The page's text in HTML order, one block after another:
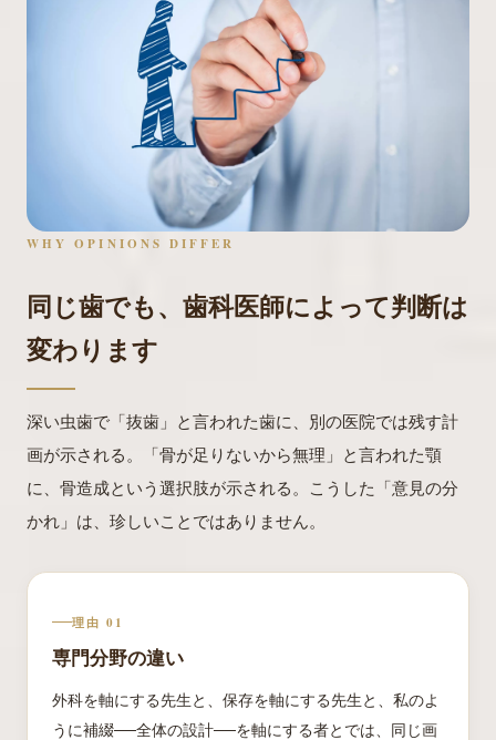
WHY OPINIONS DIFFER
同じ歯でも、歯科医師によって判断は
変わります
深い虫歯で「抜歯」と言われた歯に、別の医院では残す計
画が示される。「骨が足りないから無理」と言われた顎
に、骨造成という選択肢が示される。こうした「意見の分
かれ」は、珍しいことではありません。
理由 01
専門分野の違い
外科を軸にする先生と、保存を軸にする先生と、私のよ
うに補綴──全体の設計──を軸にする者とでは、同じ画